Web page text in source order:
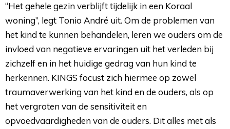
“Het gehele gezin verblijft tijdelijk in een Koraal
woning”, legt Tonio André uit. Om de problemen van
het kind te kunnen behandelen, leren we ouders om de
invloed van negatieve ervaringen uit het verleden bij
zichzelf en in het huidige gedrag van hun kind te
herkennen. KINGS focust zich hiermee op zowel
traumaverwerking van het kind en de ouders, als op
het vergroten van de sensitiviteit en
opvoedvaardigheden van de ouders. Dit alles met als